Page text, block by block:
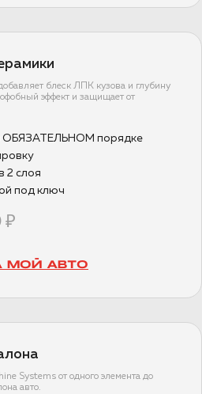
блеск ЛПК кузова и глубину
эффект и защищает от
ОБЯЗАТЕЛЬНОМ порядке
2 слоя
под ключ
₽
МОЙ АВТО
Systems от одного элемента до
авто.